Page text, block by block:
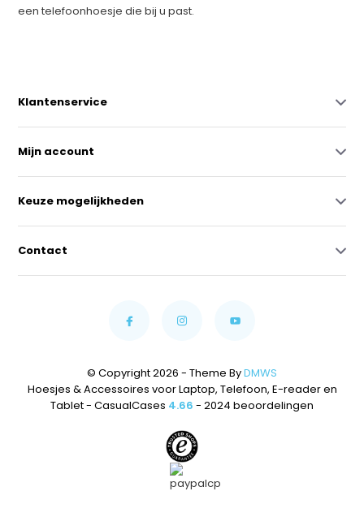
een telefoonhoesje die bij u past.
Klantenservice
Mijn account
Keuze mogelijkheden
Contact
© Copyright 2026 - Theme ByDMWS
Hoesjes & Accessoires voor Laptop, Telefoon, E-reader en
Tablet - CasualCases 4.66 - 2024 beoordelingen